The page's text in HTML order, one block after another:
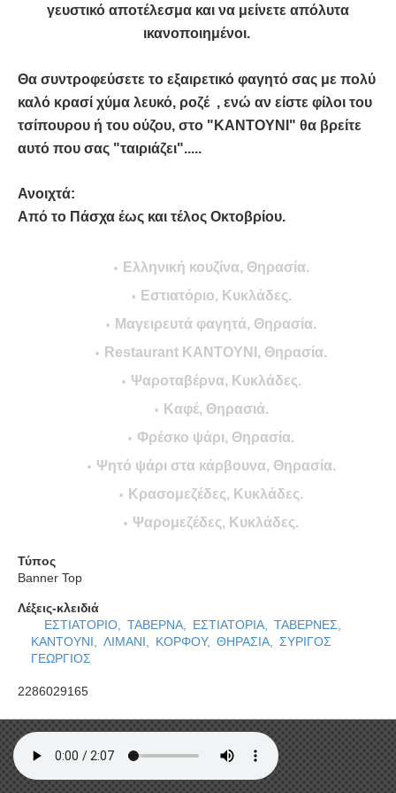
γευστικό αποτέλεσμα και να μείνετε απόλυτα
ικανοποιημένοι.
Θα συντροφεύσετε το εξαιρετικό φαγητό σας με πολύ
καλό κρασί χύμα λευκό, ροζέ , ενώ αν είστε φίλοι του
τσίπουρου ή του ούζου, στο "KANTOYNI" θα βρείτε
αυτό που σας "ταιριάζει".....
Ανοιχτά:
Από το Πάσχα έως και τέλος Οκτοβρίου.
Ελληνική κουζίνα, Θηρασία.
Εστιατόριο, Κυκλάδες.
Μαγειρευτά φαγητά, Θηρασία.
Restaurant KANTOYNI, Θηρασία.
Ψαροταβέρνα, Κυκλάδες.
Καφέ, Θηρασιά.
Φρέσκο ψάρι, Θηρασία.
Ψητό ψάρι στα κάρβουνα, Θηρασία.
Κρασομεζέδες, Κυκλάδες.
Ψαρομεζέδες, Κυκλάδες.
Τύπος
Banner Top
Λέξεις-κλειδιά
ΕΣΤΙΑΤΟΡΙΟ,
ΤΑΒΕΡΝΑ, ΕΣΤΙΑΤΟΡΙΑ,
ΤΑΒΕΡΝΕΣ,
ΚΑΝΤΟΥΝΙ,
ΛΙΜΑΝΙ, ΚΟΡΦΟΥ, ΘΗΡΑΣΙΑ,
ΣΥΡΙΓΟΣ
ΓΕΩΡΓΙΟΣ
2286029165